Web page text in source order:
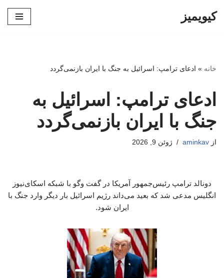
کیویمیز
خانه » ادعای ترامپ: اسرائیل به جنگ با ایران بازنمی‌گردد
ادعای ترامپ: اسرائیل به
جنگ با ایران بازنمی‌گردد
از aminkav ژوئن 9, 2026
دونالد ترامپ رئیس‌جمهور آمریکا در گفت‌ وگو با شبکه اسکای‌نیوز
انگلیس مدعی شد که بعید می‌داند رژیم اسرائیل بار دیگر وارد جنگ با
ایران شود.